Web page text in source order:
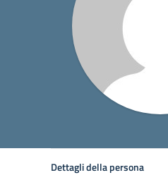
Dettagli della persona